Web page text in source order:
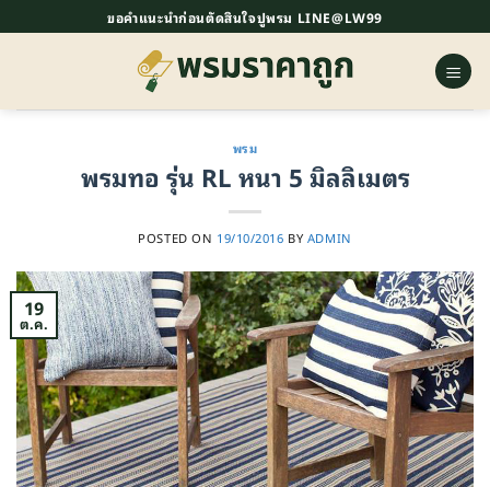
ไป
ขอคำแนะนำก่อนตัดสินใจปูพรม LINE@LW99
พรม
พรมทอ รุ่น RL หนา 5 มิลลิเมตร
POSTED ON 19/10/2016 BY ADMIN
19
ต.ค.